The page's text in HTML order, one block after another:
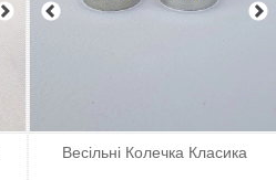
Весільні Колечка Класика